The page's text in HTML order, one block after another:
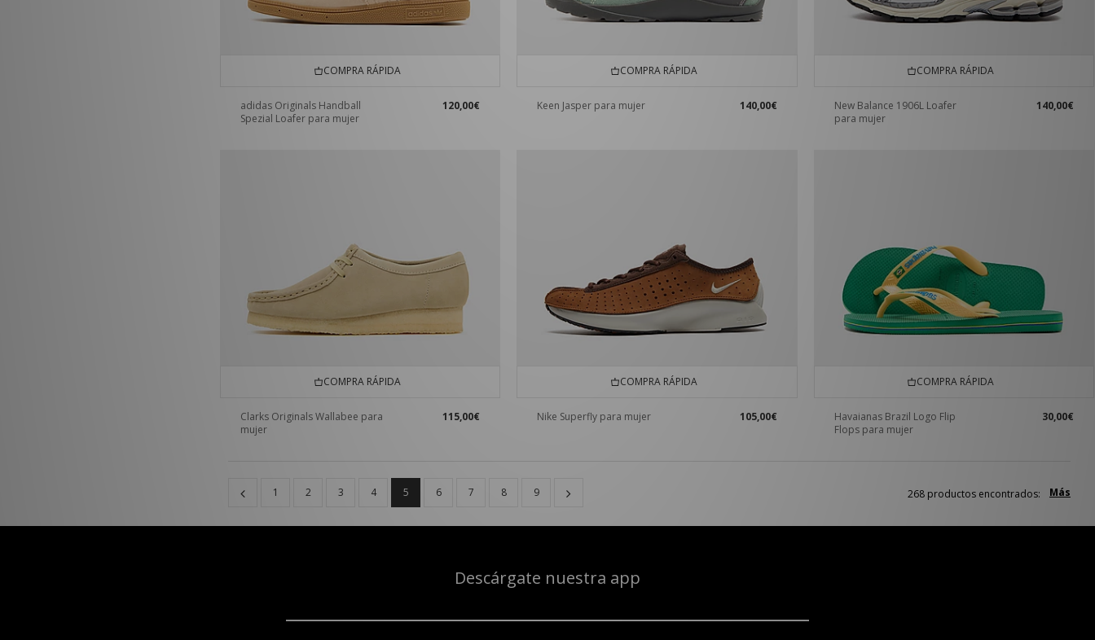
COMPRA RÁPIDA
adidas Originals Handball
Spezial Loafer para mujer
120,00€
COMPRA RÁPIDA
Keen Jasper para mujer 140,00€
COMPRA RÁPIDA
New Balance 1906L Loafer
para mujer
140,00€
COMPRA RÁPIDA
Clarks Originals Wallabee para
mujer
115,00€
COMPRA RÁPIDA
Nike Superfly para mujer 105,00€
COMPRA RÁPIDA
Havaianas Brazil Logo Flip
Flops para mujer
30,00€
1 2 3 4 5 6 7 8 9 Más
268 productos encontrados:
Descárgate nuestra app